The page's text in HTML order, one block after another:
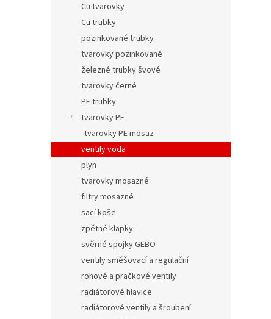
Cu tvarovky
Cu trubky
pozinkované trubky
tvarovky pozinkované
železné trubky švové
tvarovky černé
PE trubky
tvarovky PE
tvarovky PE mosaz
ventily voda
plyn
tvarovky mosazné
filtry mosazné
sací koše
zpětné klapky
svěrné spojky GEBO
ventily směšovací a regulační
rohové a pračkové ventily
radiátorové hlavice
radiátorové ventily a šroubení